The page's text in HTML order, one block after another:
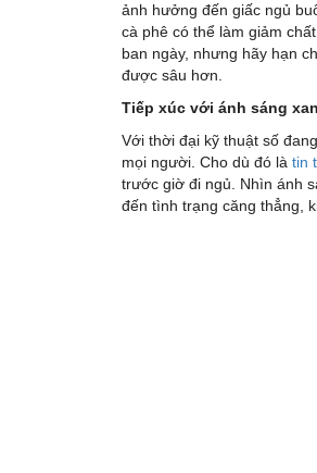
ảnh hưởng đến giấc ngủ
cà phê có thể làm giảm
ban ngày, nhưng hãy hạn
được sâu hơn.
Tiếp xúc với ánh sáng
Với thời đại kỹ thuật số
mọi người. Cho dù đó là tin
trước giờ đi ngủ. Nhìn ánh
đến tình trạng căng thẳng,